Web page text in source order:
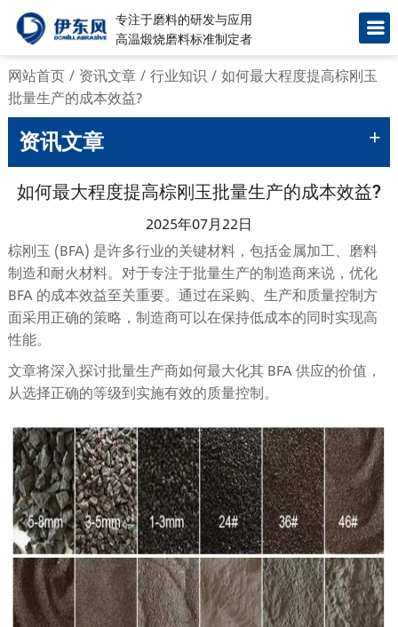
专注于磨料的研发与应用
高温煅烧磨料标准制定者
网站首页/ 资讯文章/ 行业知识/ 如何最大程度提高棕刚玉
批量生产的成本效益?
资讯文章 +
如何最大程度提高棕刚玉批量生产的成本效益?
2025年07月22日
棕刚玉 (BFA) 是许多行业的关键材料，包括金属加工、磨料
制造和耐火材料。对于专注于批量生产的制造商来说，优化
BFA 的成本效益至关重要。通过在采购、生产和质量控制方
面采用正确的策略，制造商可以在保持低成本的同时实现高
性能。
文章将深入探讨批量生产商如何最大化其 BFA 供应的价值，
从选择正确的等级到实施有效的质量控制。